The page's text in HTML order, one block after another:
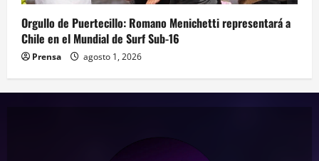
Orgullo de Puertecillo: Romano Menichetti representará a
Chile en el Mundial de Surf Sub-16
Prensa agosto 1, 2026